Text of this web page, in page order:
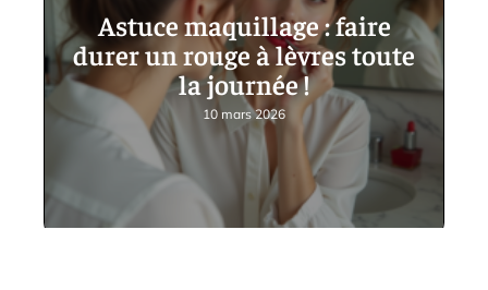
Astuce maquillage : faire
durer un rouge à lèvres toute
la journée !
10 mars 2026